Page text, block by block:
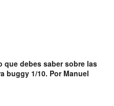
que debes saber sobre las
buggy 1/10. Por Manuel